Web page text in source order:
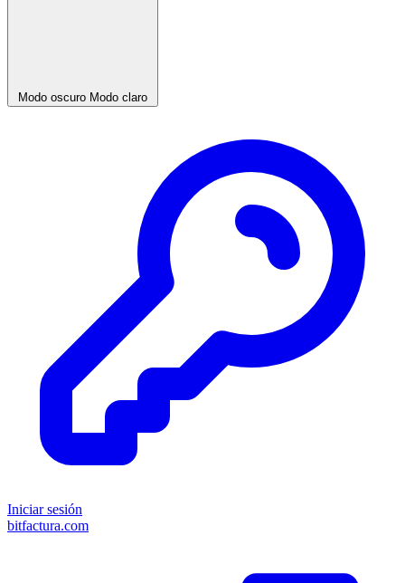
Modo oscuro Modo claro
Iniciar sesión
bitfactura.com